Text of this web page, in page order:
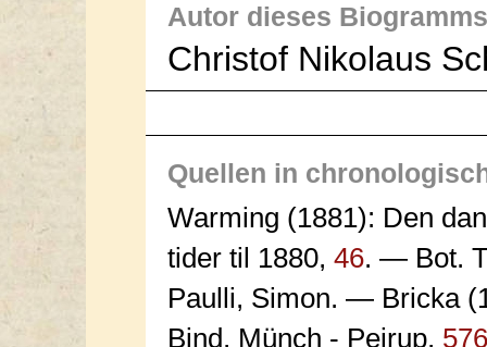
Autor dieses
Christof Nikolaus
Quellen in
Warming (1881): Den
tider til 1880, 46. — Bot.
Paulli, Simon. — Bricka
Bind, Münch - Peirup, 576